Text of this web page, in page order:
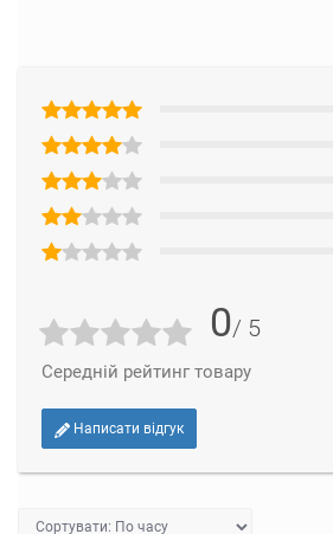
0/ 5
Середній рейтинг товару
Написати відгук